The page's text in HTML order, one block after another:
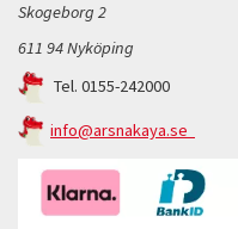
Skogeborg 2
611 94 Nyköping
Tel. 0155-242000
info@arsnakaya.se